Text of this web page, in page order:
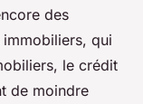
des
qui
le crédit
de moindre